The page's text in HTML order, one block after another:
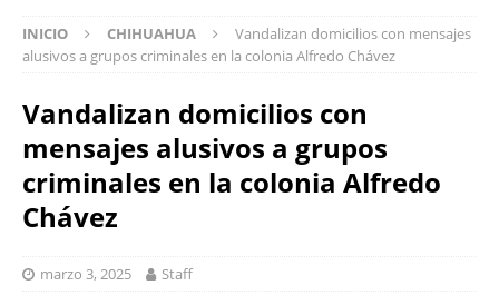
INICIO CHIHUAHUA
Vandalizan domicilios con mensajes
alusivos a grupos criminales en la colonia Alfredo Chávez
Vandalizan domicilios con
mensajes alusivos a grupos
criminales en la colonia Alfredo
Chávez
marzo 3, 2025 Staff